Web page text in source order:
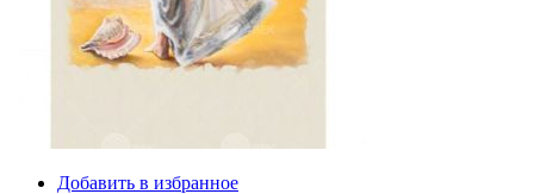
Добавить в избранное